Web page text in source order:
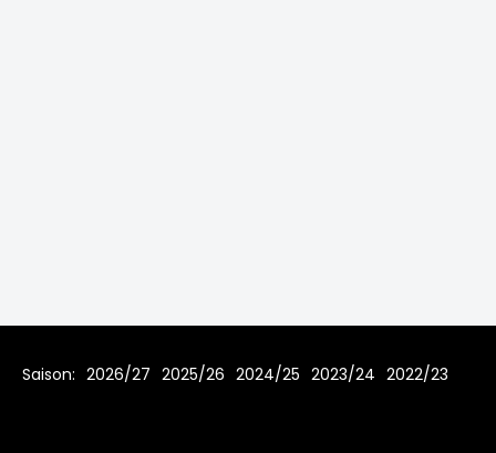
Saison: 2026/27 2025/26 2024/25 2023/24 2022/23